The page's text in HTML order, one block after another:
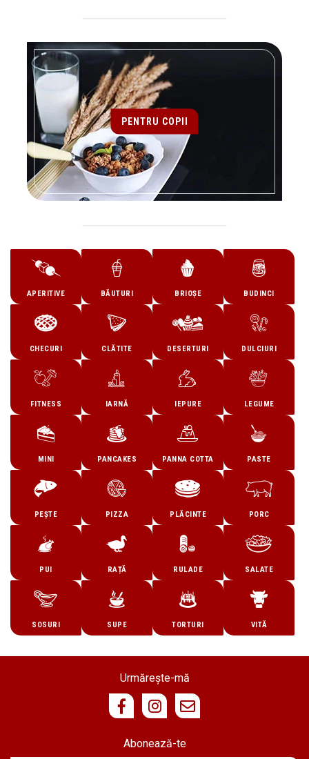
APERITIVE BĂUTURI BRIOȘE BUDINCI
CHECURI CLĂTITE DESERTURI DULCIURI
FITNESS IARNĂ IEPURE LEGUME
MINI PANCAKES PANNA COTTA PASTE
PEȘTE PIZZA PLĂCINTE PORC
PUI RAȚĂ RULADE SALATE
SOSURI SUPE TORTURI VITĂ
PENTRU COPII
Abonează-te
Urmărește-mă